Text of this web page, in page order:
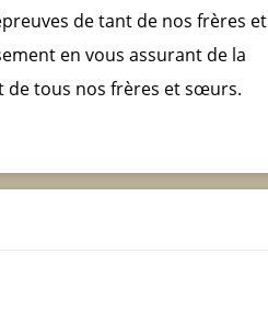
de tant de nos frères et
en vous assurant de la
de tous nos frères et sœurs.